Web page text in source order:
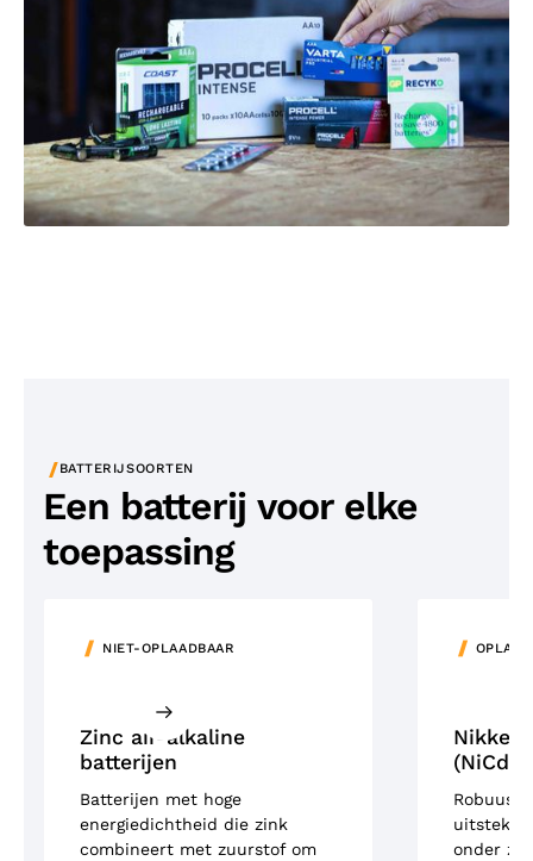
/BATTERIJSOORTEN
Een batterij voor elke
toepassing
NIET-OPLAADBAAR
Zinc air-alkaline
batterijen
Batterijen met hoge
energiedichtheid die zink
combineert met zuurstof om
Nikkel-
(NiCd)
onder